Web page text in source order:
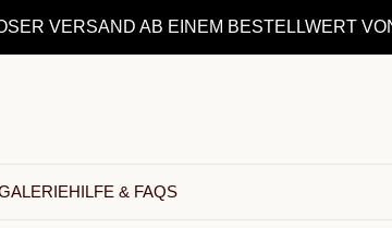
VERSAND AB EINEM BESTELLWERT
HILFE & FAQS